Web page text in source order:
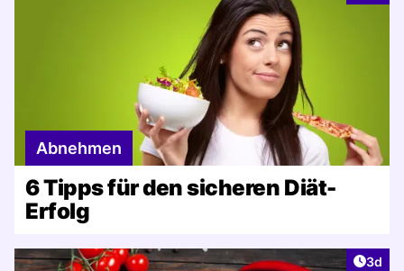
Abnehmen
6 Tipps für den sicheren Diät-
Erfolg
3d